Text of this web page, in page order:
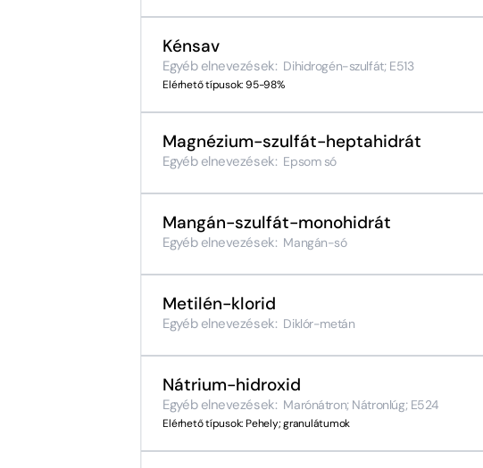
Kénsav
Egyéb elnevezések: Dihidrogén-szulfát; E513
Elérhető típusok: 95-98%
Magnézium-szulfát-heptahidrát
Egyéb elnevezések: Epsom só
Mangán-szulfát-monohidrát
Egyéb elnevezések: Mangán-só
Metilén-klorid
Egyéb elnevezések: Diklór-metán
Nátrium-hidroxid
Egyéb elnevezések: Marónátron; Nátronlúg; E524
Elérhető típusok: Pehely; granulátumok